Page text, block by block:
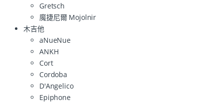
Gretsch
魔捷尼爾 Mojolnir
木吉他
aNueNue
ANKH
Cort
Cordoba
D'Angelico
Epiphone